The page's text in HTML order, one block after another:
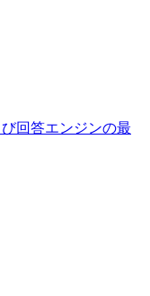
回答エンジンの最